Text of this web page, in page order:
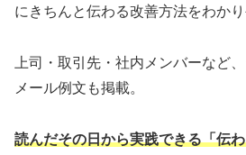
にきちんと伝わる改善方法をわかり
上司・取引先・社内メンバーなど
メール例文も掲載。
読んだその日から実践できる「伝